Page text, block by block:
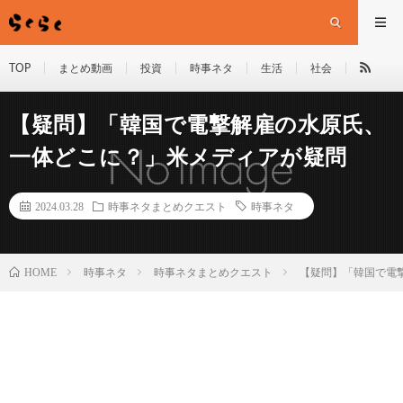
TOP まとめ動画 投資 時事ネタ 生活 社会
【疑問】「韓国で電撃解雇の水原氏、
一体どこに？」米メディアが疑問
2024.03.28 時事ネタまとめクエスト 時事ネタ
HOME 時事ネタ 時事ネタまとめクエスト 【疑問】「韓国で